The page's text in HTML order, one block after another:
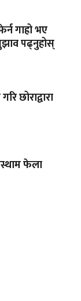
गाह्रो भए
पढ्नुहोस्
छोराद्वारा
फेला